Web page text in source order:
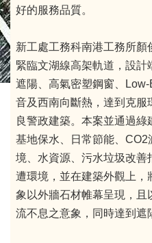
好的服務品質。
新工處工務科南港工務所顏
緊臨文湖線高架軌道，設計
遮陽、高氣密塑鋼窗、
音及西南向斷熱，達到克
良警政建築。本案並通過綠
基地保水、日常節能、
境、水資源、污水垃圾改善
遭環境，並在建築外觀上
象以外牆石材帷幕呈現，且
流不息之意象，同時達到遮